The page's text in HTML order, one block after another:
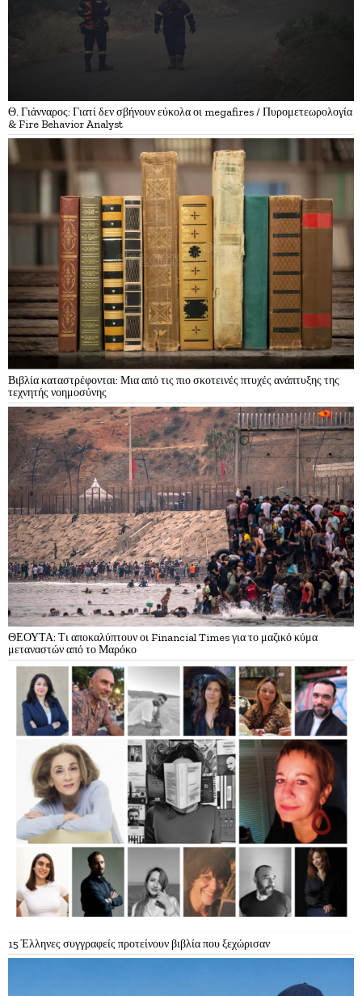
Θ. Γιάνναρος: Γιατί δεν σβήνουν εύκολα οι megafires / Πυρομετεωρολογία
& Fire Behavior Analyst
Βιβλία καταστρέφονται: Μια από τις πιο σκοτεινές πτυχές ανάπτυξης της
τεχνητής νοημοσύνης
ΘΕΟΥΤΑ: Τι αποκαλύπτουν οι Financial Times για το μαζικό κύμα
μεταναστών από το Μαρόκο
15 Έλληνες συγγραφείς προτείνουν βιβλία που ξεχώρισαν